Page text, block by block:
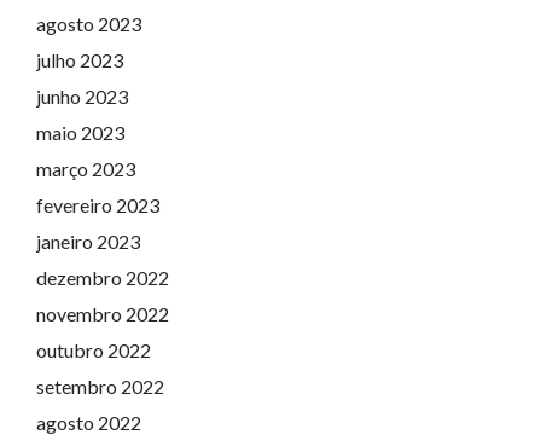
agosto 2023
julho 2023
junho 2023
maio 2023
março 2023
fevereiro 2023
janeiro 2023
dezembro 2022
novembro 2022
outubro 2022
setembro 2022
agosto 2022